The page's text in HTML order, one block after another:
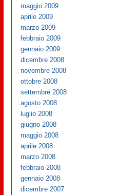
maggio 2009
aprile 2009
marzo 2009
febbraio 2009
gennaio 2009
dicembre 2008
novembre 2008
ottobre 2008
settembre 2008
agosto 2008
luglio 2008
giugno 2008
maggio 2008
aprile 2008
marzo 2008
febbraio 2008
gennaio 2008
dicembre 2007